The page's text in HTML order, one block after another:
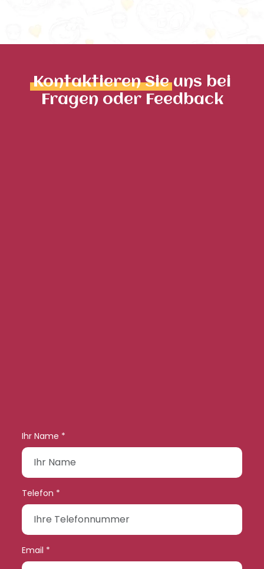
Kontaktieren Sieuns bei
Fragen oder Feedback
Ihr Name *
Telefon *
Email *